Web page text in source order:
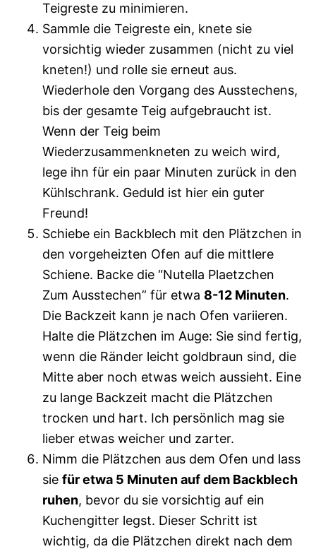
Teigreste zu minimieren.
Sammle die Teigreste ein, knete sie
vorsichtig wieder zusammen (nicht zu viel
kneten!) und rolle sie erneut aus.
Wiederhole den Vorgang des Ausstechens,
bis der gesamte Teig aufgebraucht ist.
Wenn der Teig beim
Wiederzusammenkneten zu weich wird,
lege ihn für ein paar Minuten zurück in den
Kühlschrank. Geduld ist hier ein guter
Freund!
Schiebe ein Backblech mit den Plätzchen in
den vorgeheizten Ofen auf die mittlere
Schiene. Backe die “Nutella Plaetzchen
Zum Ausstechen” für etwa 8-12 Minuten.
Die Backzeit kann je nach Ofen variieren.
Halte die Plätzchen im Auge: Sie sind fertig,
wenn die Ränder leicht goldbraun sind, die
Mitte aber noch etwas weich aussieht. Eine
zu lange Backzeit macht die Plätzchen
trocken und hart. Ich persönlich mag sie
lieber etwas weicher und zarter.
Nimm die Plätzchen aus dem Ofen und lass
sie für etwa 5 Minuten auf dem Backblech
ruhen, bevor du sie vorsichtig auf ein
Kuchengitter legst. Dieser Schritt ist
wichtig, da die Plätzchen direkt nach dem